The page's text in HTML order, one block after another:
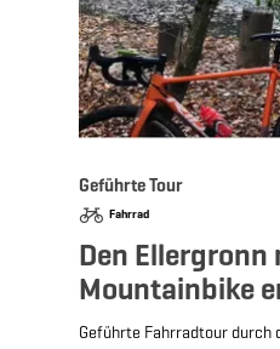
Geführte Tour
Fahrrad
Den Ellergronn
Mountainbike
Geführte Fahrradtour durch